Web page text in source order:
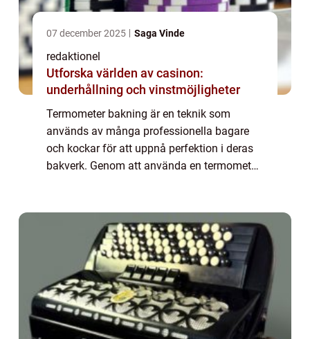
07 december 2025 Saga Vinde
redaktionel
Utforska världen av casinon:
underhållning och vinstmöjligheter
Termometer bakning är en teknik som
används av många professionella bagare
och kockar för att uppnå perfektion i deras
bakverk. Genom att använda en termometer